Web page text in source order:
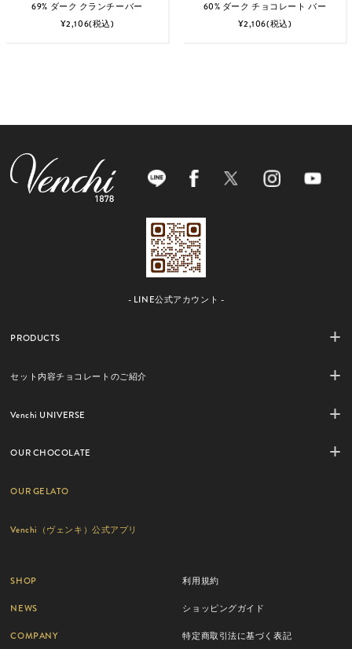
69% ダーク クランチーバー
¥2,106(税込)
60% ダーク チョコレート バー
¥2,106(税込)
- LINE公式アカウント -
PRODUCTS
セット内容チョコレートのご紹介
Venchi UNIVERSE
OUR CHOCOLATE
OUR GELATO
Venchi（ヴェンキ）公式アプリ
SHOP
NEWS
COMPANY
利用規約
ショッピングガイド
特定商取引法に基づく表記